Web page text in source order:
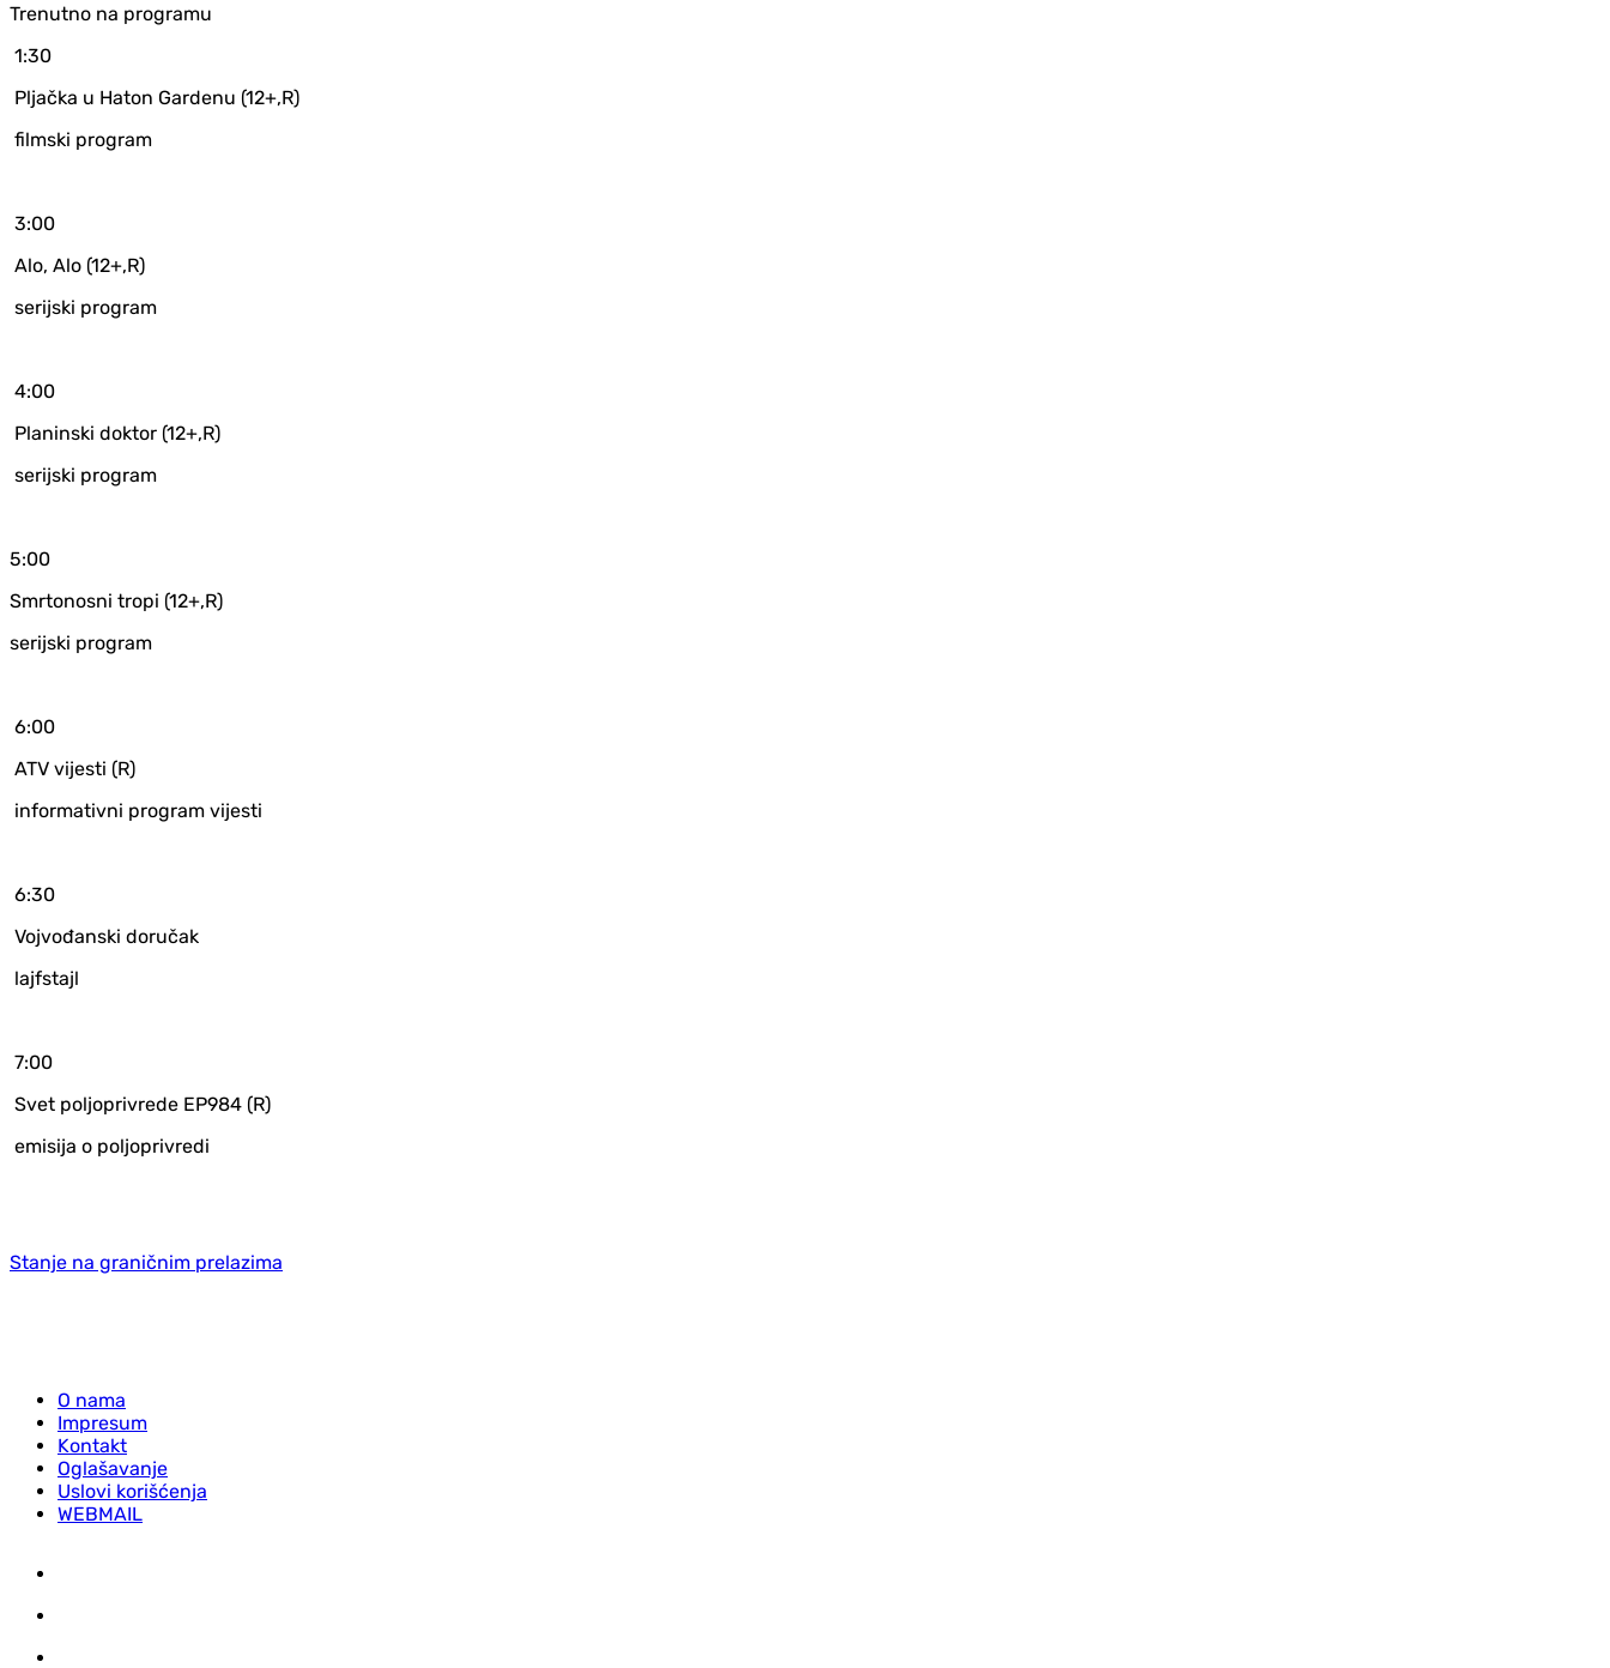
Trenutno na programu
1:30
Pljačka u Haton Gardenu (12+,R)
filmski program
3:00
Alo, Alo (12+,R)
serijski program
4:00
Planinski doktor (12+,R)
serijski program
5:00
Smrtonosni tropi (12+,R)
serijski program
6:00
ATV vijesti (R)
informativni program vijesti
6:30
Vojvođanski doručak
lajfstajl
7:00
Svet poljoprivrede EP984 (R)
emisija o poljoprivredi
Stanje na graničnim prelazima
O nama
Impresum
Kontakt
Oglašavanje
Uslovi korišćenja
WEBMAIL